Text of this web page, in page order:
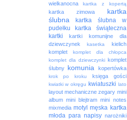
wielkanocna
kartka z kopertą
kartka zimowa
kartka
ślubna
kartka ślubna w
pudełku
kartka świąteczna
kartki
kartki komunijne dla
dziewczynek
kasetka
kielich
komplet
komplet dla chłopca
komplet dla dziewczynki komplet
ślubny
komunia kopertówka
krok po kroku księga gości
kwiatki w okręgu kwiatuszki lato
layout mechaniczne zegary mini
album mini blejtram mini notes
mixmedia motyl męska kartka
młoda para napisy narożniki